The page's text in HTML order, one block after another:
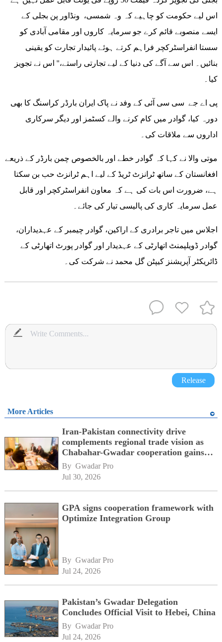
اس لیے حکومت کو چاہیے کہ وہ شمسی، ونڈاور پن بجلی کے
ایسے منصوبے قائم کرے جو سرمایہ کاروں اور مقامی آبادی کو
سستا انفراسٹرکچر فراہم کرتے ہوئے پائیدار تجارت کو یقینی
بنائیں۔ اس سے آگے کی دنیا کے لیے تجارتی راستے،'' اس نے تجویز
کیا۔
دورہ کیا، گوادر میں کام کرنے والے کسٹمز اور دیگر سرکاری
اداروں سے ملاقات کی۔
موتی والا نے کہا کہ گوادر خطے اور بالخصوص چمن بارڈر کے ذریعے
افغانستان کے ساتھ ٹرانزٹ ٹریڈ کے لیے اہم ٹرانزٹ حب بن سکتا
ہے، ضرورت اس بات کی ہے کہ معاون انفراسٹرکچر اور قابل
عمل سرمایہ کاری کی پالیسی تیار کی جائے۔
اجلاس میں تاجر برادری کے اراکین، گوادر چیمبر کے عہدیداران،
گوادر ڈویلپمنٹ اتھارٹی کے عہدیدار اور گوادر پورٹ اتھارٹی کے
ڈائریکٹر آپریشنز کیپٹن گل محمد نے شرکت کی۔
Release
More Articles
Iran-Pakistan connectivity drive
complements regional trade vision as
Chabahar-Gwadar cooperation gains
momentum alongside China's BRI
network
By Gwadar Pro
Jul 30, 2026
GPA signs cooperation framework with
Optimize Integration Group
By Gwadar Pro
Jul 24, 2026
Pakistan’s Gwadar Delegation
Concludes Official Visit to Hebei, China
By Gwadar Pro
Jul 24, 2026